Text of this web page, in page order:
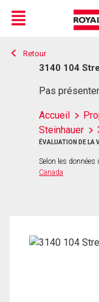
Live
En Direct
Menu
Retour
3140 104
Pas
Accueil
Steinhauer
ÉVALUATION DE LA
Selon les données
Canada